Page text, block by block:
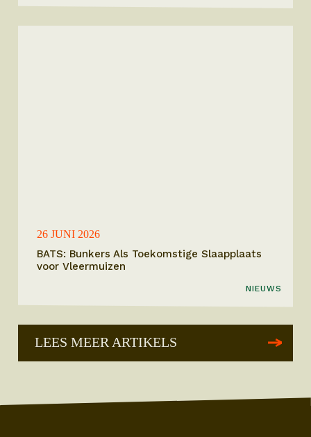
26 JUNI 2026
BATS: Bunkers Als Toekomstige Slaapplaats
voor Vleermuizen
NIEUWS
LEES MEER ARTIKELS